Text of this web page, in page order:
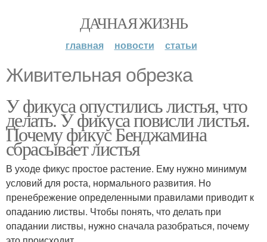
ДАЧНАЯ ЖИЗНЬ
главная новости статьи
Живительная обрезка
У фикуса опустились листья, что
делать. У фикуса повисли листья.
Почему фикус Бенджамина
сбрасывает листья
В уходе фикус простое растение. Ему нужно минимум
условий для роста, нормального развития. Но
пренебрежение определенными правилами приводит к
опаданию листвы. Чтобы понять, что делать при
опадании листвы, нужно сначала разобраться, почему